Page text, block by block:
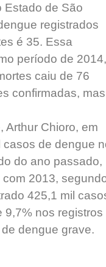
Estado de São
registrados
é 35. Essa
período de 2014,
caiu de 76
confirmadas, mas
Arthur Chioro, em
casos de dengue
do ano passado,
2013,
425,1 mil
9,7% nos registros
dengue grave.